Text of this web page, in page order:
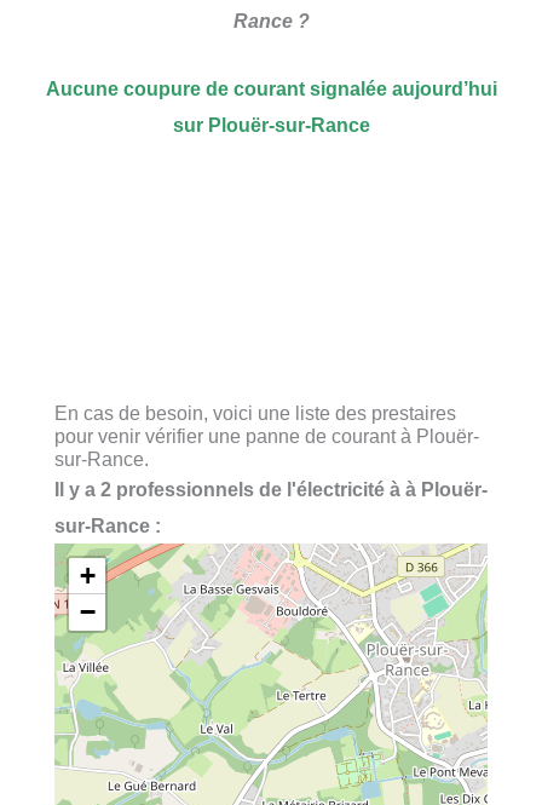
Rance ?
Aucune coupure de courant signalée aujourd’hui
sur Plouër-sur-Rance
En cas de besoin, voici une liste des prestaires
pour venir vérifier une panne de courant à Plouër-
sur-Rance.
Il y a 2 professionnels de l'électricité à à Plouër-
sur-Rance :
+
−